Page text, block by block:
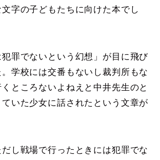
字の子どもたちに向けた本でし
罪でないという幻想」が目に飛び
学校には交番もないし裁判所もな
ところないよねえと中井先生のと
いた少女に話されたという文章が
し戦場で行ったときには犯罪でな